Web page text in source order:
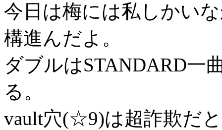
今日は梅には私しかい
構進んだよ。
ダブルはSTANDARD一
る。
vault穴(☆9)は超詐欺だ